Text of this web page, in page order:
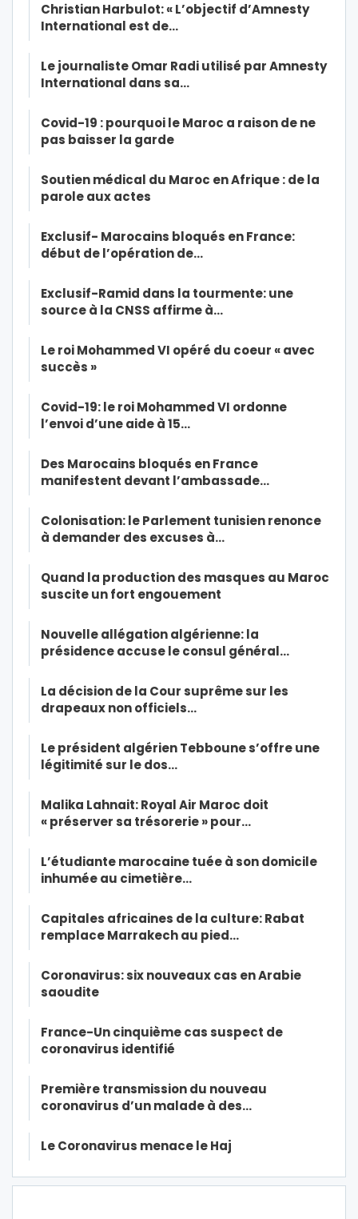
Christian Harbulot: « L’objectif d’Amnesty
International est de…
Le journaliste Omar Radi utilisé par Amnesty
International dans sa…
Covid-19 : pourquoi le Maroc a raison de ne
pas baisser la garde
Soutien médical du Maroc en Afrique : de la
parole aux actes
Exclusif- Marocains bloqués en France:
début de l’opération de…
Exclusif-Ramid dans la tourmente: une
source à la CNSS affirme à…
Le roi Mohammed VI opéré du coeur « avec
succès »
Covid-19: le roi Mohammed VI ordonne
l’envoi d’une aide à 15…
Des Marocains bloqués en France
manifestent devant l’ambassade…
Colonisation: le Parlement tunisien renonce
à demander des excuses à…
Quand la production des masques au Maroc
suscite un fort engouement
Nouvelle allégation algérienne: la
présidence accuse le consul général…
La décision de la Cour suprême sur les
drapeaux non officiels…
Le président algérien Tebboune s’offre une
légitimité sur le dos…
Malika Lahnait: Royal Air Maroc doit
« préserver sa trésorerie » pour…
L’étudiante marocaine tuée à son domicile
inhumée au cimetière…
Capitales africaines de la culture: Rabat
remplace Marrakech au pied…
Coronavirus: six nouveaux cas en Arabie
saoudite
France-Un cinquième cas suspect de
coronavirus identifié
Première transmission du nouveau
coronavirus d’un malade à des…
Le Coronavirus menace le Haj